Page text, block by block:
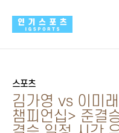
스포츠
김가영 vs 이미
챔피언십> 준결